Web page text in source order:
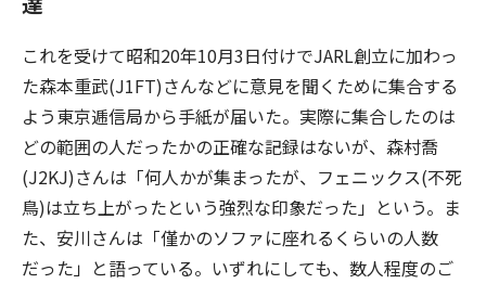
これを受けて昭和20年10月3日付けでJARL創立に加わっ
た森本重武(J1FT)さんなどに意見を聞くために集合する
よう東京逓信局から手紙が届いた。実際に集合したのは
どの範囲の人だったかの正確な記録はないが、森村喬
(J2KJ)さんは「何人かが集まったが、フェニックス(不死
鳥)は立ち上がったという強烈な印象だった」という。ま
た、安川さんは「僅かのソファに座れるくらいの人数
だった」と語っている。いずれにしても、数人程度のご